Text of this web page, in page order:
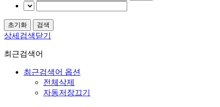
상세검색닫기
최근검색어
최근검색어 옵션
전체삭제
자동저장끄기